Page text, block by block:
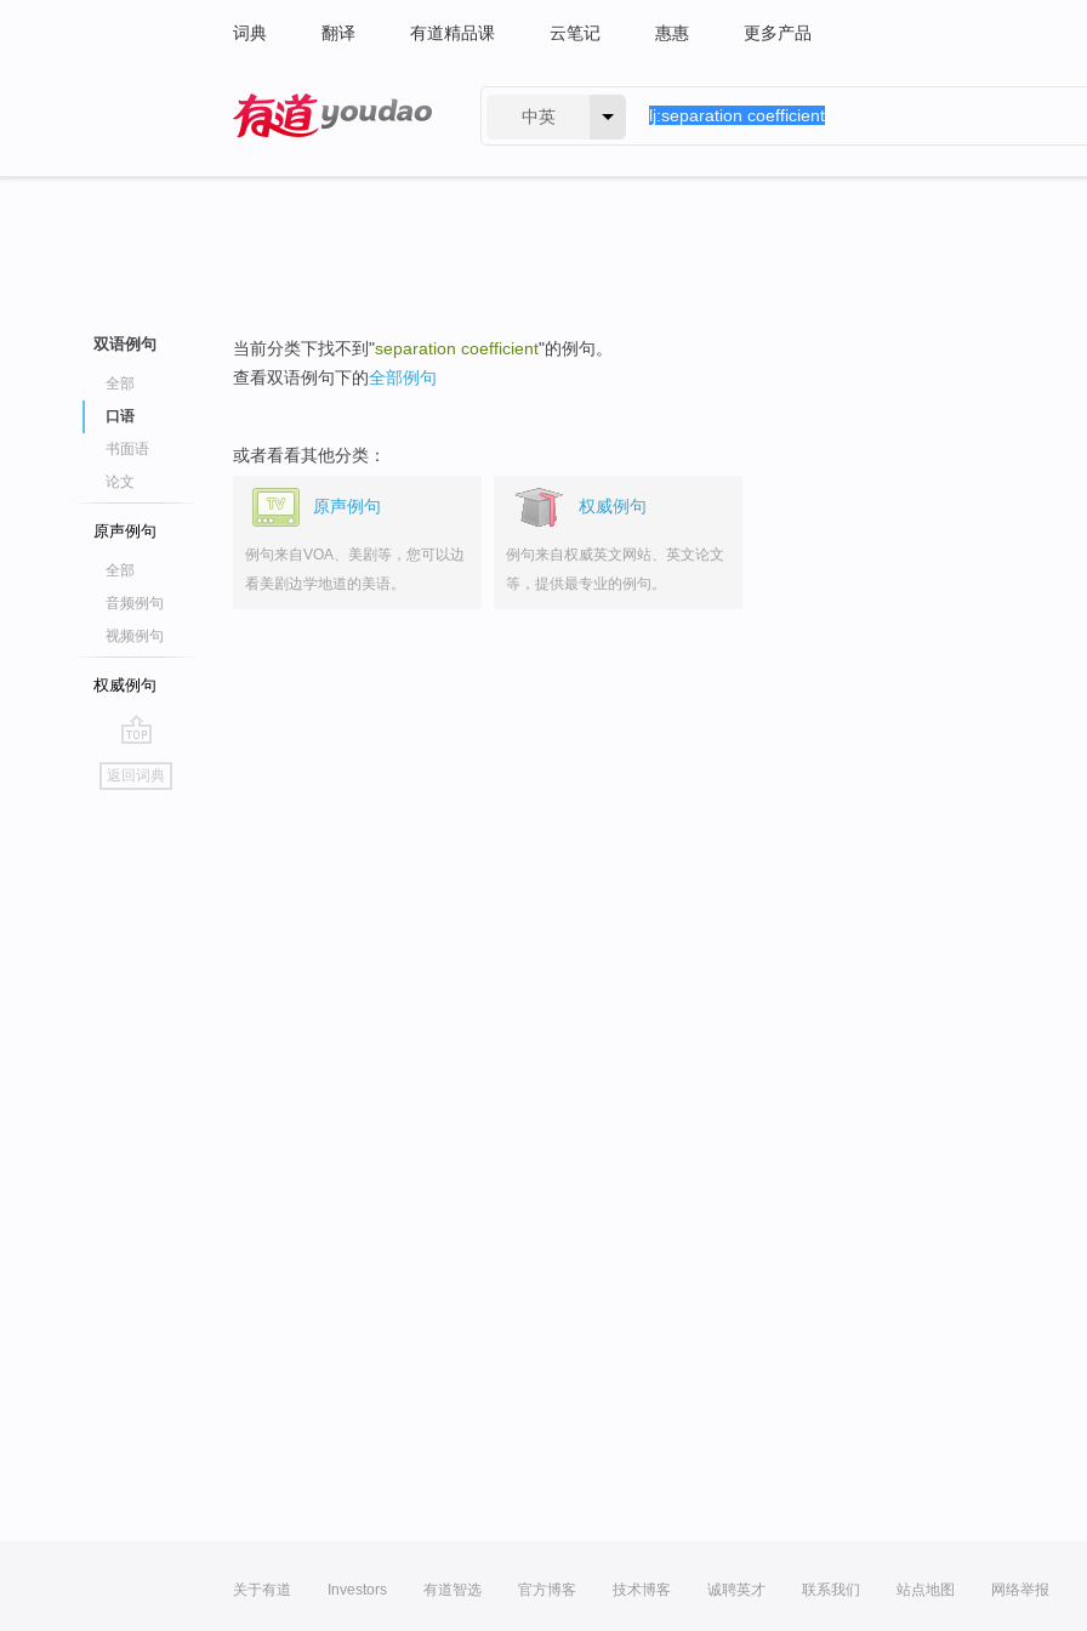
词典 翻译 有道精品课 云笔记 惠惠 更多产品
中英
双语例句
全部
口语
书面语
论文
原声例句
全部
音频例句
视频例句
权威例句
go
top
返回词典
当前分类下找不到"separation coefficient"的例句。
查看双语例句下的全部例句
或者看看其他分类：
原声例句
例句来自VOA、美剧等，您可以边
看美剧边学地道的美语。
权威例句
例句来自权威英文网站、英文论文
等，提供最专业的例句。
关于有道 Investors 有道智选 官方博客 技术博客 诚聘英才 联系我们 站点地图 网络举报